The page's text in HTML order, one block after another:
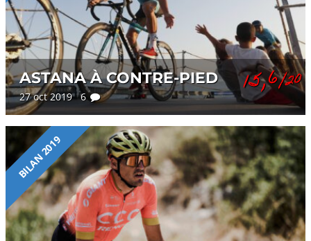
ASTANA À CONTRE-PIED
27 oct 2019 6
15,6/20
BILAN 2019